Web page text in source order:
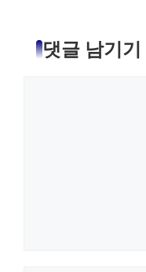
댓글 남기기